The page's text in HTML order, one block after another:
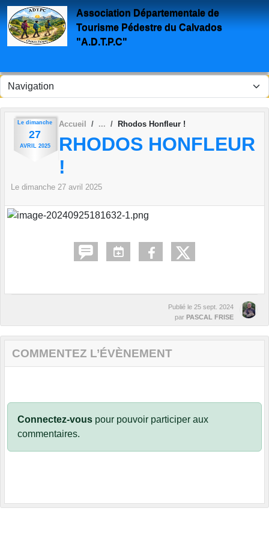
Association Départementale de
Tourisme Pédestre du Calvados
"A.D.T.P.C"
Le dimanche
27
AVRIL 2025
Accueil Rhodos Honfleur !
RHODOS HONFLEUR
!
Le dimanche 27 avril 2025
Publié le 25 sept. 2024
par PASCAL FRISE
COMMENTEZ L’ÉVÈNEMENT
Connectez-vous pour pouvoir participer aux
commentaires.
Panneau de gestion des cookies